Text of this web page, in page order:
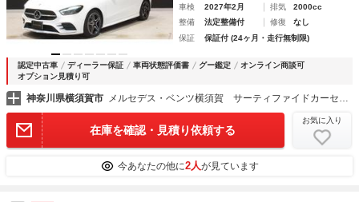
車検
2027年2月 排気
2000cc
整備
法定整備付 修復
なし
保証
保証付 (24ヶ月・走行無制限)
認定中古車 ディーラー保証 車両状態評価書 グー鑑定
オンライン商談可
オプション見積り可
神奈川県横須賀市
在庫を確認・見積り依頼する
お気に入り
今あなたの他に2人が見ています